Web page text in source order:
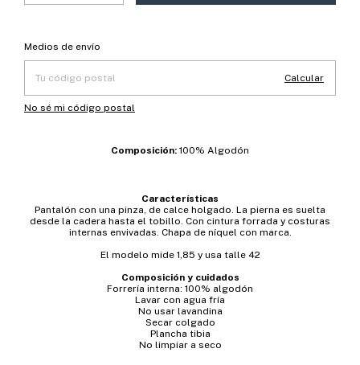
Entregas para el CP:
Medios de envío
Calcular
No sé mi código postal
Composición: 100% Algodón
Características
Pantalón con una pinza, de calce holgado. La pierna es suelta
desde la cadera hasta el tobillo. Con cintura forrada y costuras
internas envivadas. Chapa de níquel con marca.
El modelo mide 1,85 y usa talle 42
Composición y cuidados
Forrería interna: 100% algodón
Lavar con agua fría
No usar lavandina
Secar colgado
Plancha tibia
No limpiar a seco